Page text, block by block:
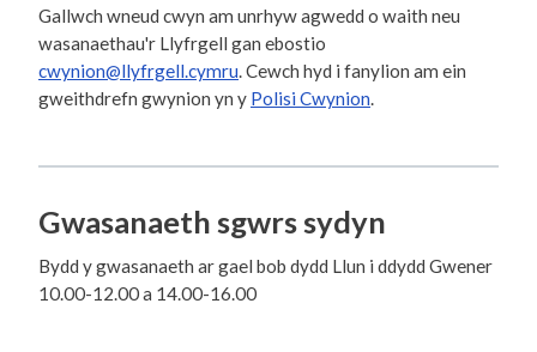
Gallwch wneud cwyn am unrhyw agwedd o waith neu
wasanaethau'r Llyfrgell gan ebostio
cwynion@llyfrgell.cymru. Cewch hyd i fanylion am ein
gweithdrefn gwynion yn y Polisi Cwynion.
Gwasanaeth sgwrs sydyn
Bydd y gwasanaeth ar gael bob dydd Llun i ddydd Gwener
10.00-12.00 a 14.00-16.00